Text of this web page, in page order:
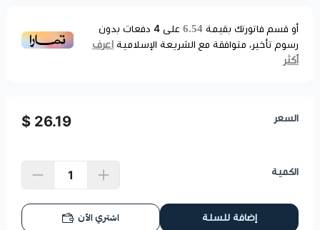
أو قسم فاتورتك بقيمة 6.54 على 4 دفعات بدون
رسوم تأخير، متوافقة مع الشريعة الإسلامية اعرف
أكثر
السعر 26.19 $
الكمية
إضافة للسلة اشتري الآن